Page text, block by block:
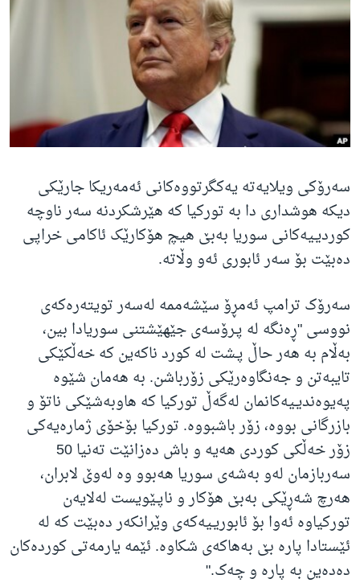
ژیان لە فەرهەنگدا
Learning English
زمانه‌کان
سەرۆکی ویلایەتە یەکگرتووەکانی ئەمەریکا جارێکی
دیکە هوشداری دا بە تورکیا کە هێرشکردنە سەر ناوچە
کوردیـیەکانی سوریا بەبێ هیچ هۆکارێک ئاکامی خراپی
دەبێت بۆ سەر ئابوری ئەو وڵاتە.
سەرۆک ترامپ ئەمڕۆ سێشەممە لەسەر تویتەرەکەی
نووسی "ڕەنگە لە پـرۆسەی جێهێشتنی سوریادا بین،
بەڵام بە هەر حاڵ پـشت لە کورد ناکەین کە خەڵکێکی
تایبەتن و جەنگاوەرێکی زۆرباشن. بە هەمان شێوە
پەیوەندیـیەکانمان لەگەڵ تورکیا کە هاوبەشێکی ناتۆ و
بازرگانی بووە، زۆر باشبووە. تورکیا بۆخۆی ژمارەیەکی
زۆر خەڵکی کوردی هەیە و باش دەزانێت تەنیا 50
سەربازمان لەو بەشەی سوریا هەبوو وە لەوێ لابران،
هەرچ شەڕێکی بەبێ هۆکار و ناپـێویست لەلایەن
تورکیاوە ئەوا بۆ ئابوریـیەکەی وێرانکەر دەبێت کە لە
ئێستادا پارە بێ بەهاکەی شکاوە. ئێمە یارمەتی کوردەکان
دەدەین بە پارە و چەک."